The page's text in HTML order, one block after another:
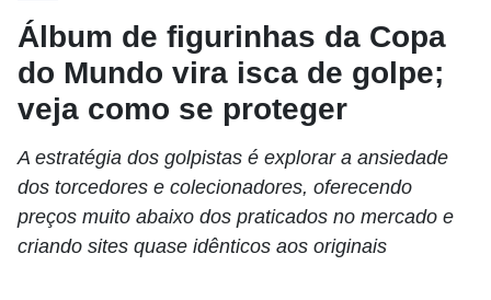
Álbum de figurinhas da Copa
do Mundo vira isca de golpe;
veja como se proteger
A estratégia dos golpistas é explorar a ansiedade
dos torcedores e colecionadores, oferecendo
preços muito abaixo dos praticados no mercado e
criando sites quase idênticos aos originais